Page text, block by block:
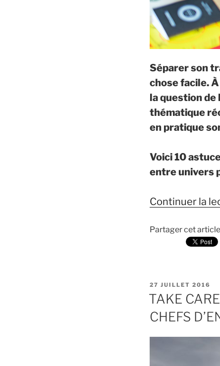
Séparer son
chose facile.
la question
thématique
en pratique
Voici 10
entre univers
Continuer la
Partager cet article
PUBLIÉ
LE
27 JUILLET 2016
TAKE
CHEFS